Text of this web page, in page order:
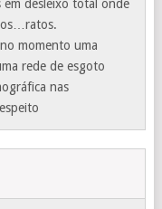
desleixo total onde
momento uma
rede de esgoto
nas